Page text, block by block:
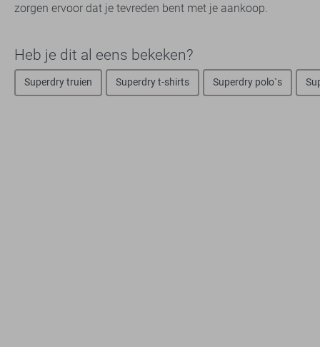
zorgen ervoor dat je tevreden bent met je aankoop.
Heb je dit al eens bekeken?
Superdry truien Superdry t-shirts Superdry polo`s